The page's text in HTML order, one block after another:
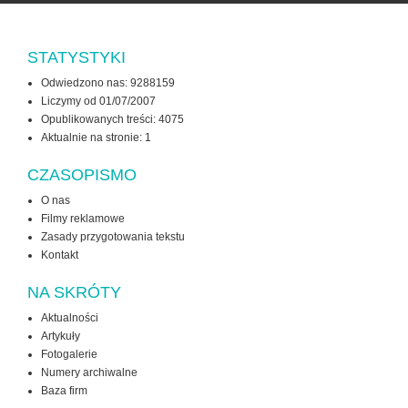
STATYSTYKI
Odwiedzono nas: 9288159
Liczymy od 01/07/2007
Opublikowanych treści: 4075
Aktualnie na stronie: 1
CZASOPISMO
O nas
Filmy reklamowe
Zasady przygotowania tekstu
Kontakt
NA SKRÓTY
Aktualności
Artykuły
Fotogalerie
Numery archiwalne
Baza firm